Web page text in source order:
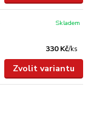
330 Kč/ks
Skladem
Zvolit variantu